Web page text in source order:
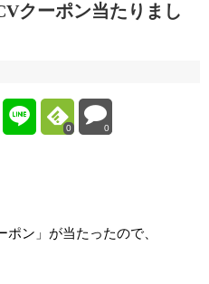
クーポン当たりまし
0 0
ン」が当たったので、